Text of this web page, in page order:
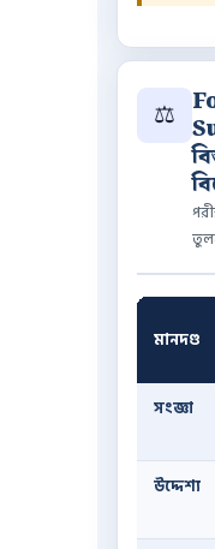
⚖️
মানদণ্ড
সংজ্ঞা
উদ্দেশ্য